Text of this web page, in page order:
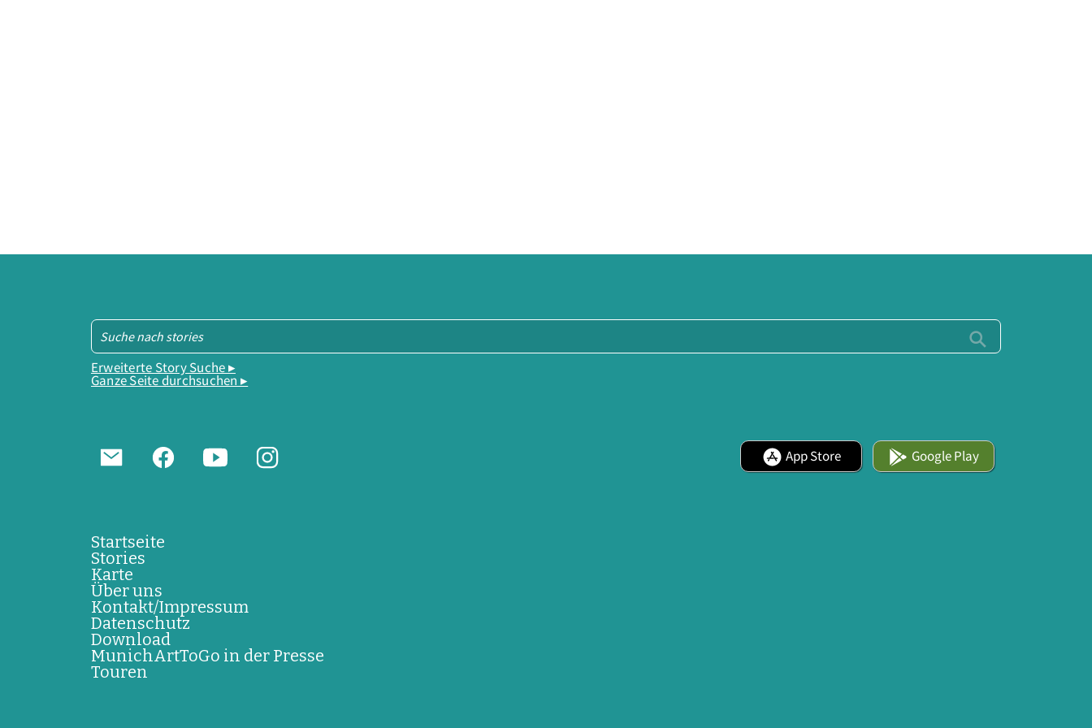
Erweiterte Story Suche ▸
Ganze Seite durchsuchen ▸
App Store Google Play
Startseite
Stories
Karte
Über uns
Kontakt/Impressum
Datenschutz
Download
MunichArtToGo in der Presse
Touren